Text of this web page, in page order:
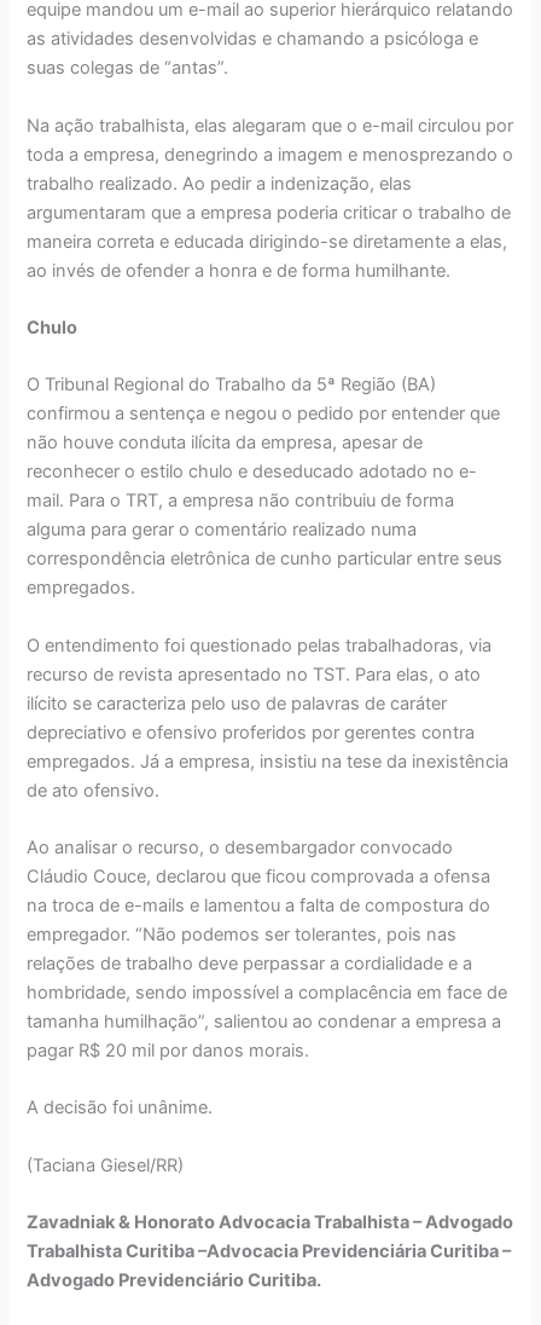
equipe mandou um e-mail ao superior hierárquico relatando
as atividades desenvolvidas e chamando a psicóloga e
suas colegas de “antas”.
Na ação trabalhista, elas alegaram que o e-mail circulou por
toda a empresa, denegrindo a imagem e menosprezando o
trabalho realizado. Ao pedir a indenização, elas
argumentaram que a empresa poderia criticar o trabalho de
maneira correta e educada dirigindo-se diretamente a elas,
ao invés de ofender a honra e de forma humilhante.
Chulo
O Tribunal Regional do Trabalho da 5ª Região (BA)
confirmou a sentença e negou o pedido por entender que
não houve conduta ilícita da empresa, apesar de
reconhecer o estilo chulo e deseducado adotado no e-
mail. Para o TRT, a empresa não contribuiu de forma
alguma para gerar o comentário realizado numa
correspondência eletrônica de cunho particular entre seus
empregados.
O entendimento foi questionado pelas trabalhadoras, via
recurso de revista apresentado no TST. Para elas, o ato
ilícito se caracteriza pelo uso de palavras de caráter
depreciativo e ofensivo proferidos por gerentes contra
empregados. Já a empresa, insistiu na tese da inexistência
de ato ofensivo.
Ao analisar o recurso, o desembargador convocado
Cláudio Couce, declarou que ficou comprovada a ofensa
na troca de e-mails e lamentou a falta de compostura do
empregador. “Não podemos ser tolerantes, pois nas
relações de trabalho deve perpassar a cordialidade e a
hombridade, sendo impossível a complacência em face de
tamanha humilhação”, salientou ao condenar a empresa a
pagar R$ 20 mil por danos morais.
A decisão foi unânime.
(Taciana Giesel/RR)
Zavadniak & Honorato Advocacia Trabalhista – Advogado
Trabalhista Curitiba –Advocacia Previdenciária Curitiba –
Advogado Previdenciário Curitiba.